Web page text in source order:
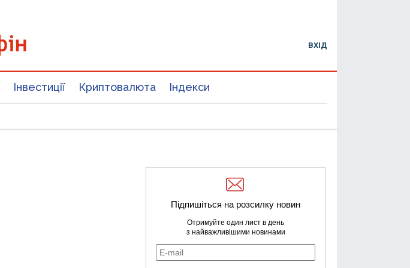
ВХІД
Інвестиції Криптовалюта Індекси
Підпишіться на розсилку новин
Отримуйте один лист в день
з найважливішими новинами